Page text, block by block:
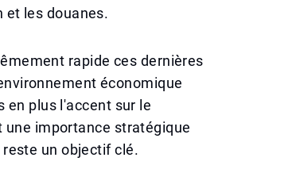
et les douanes.
rapide ces dernières
économique
en plus l'accent sur le
importance stratégique
un objectif clé.